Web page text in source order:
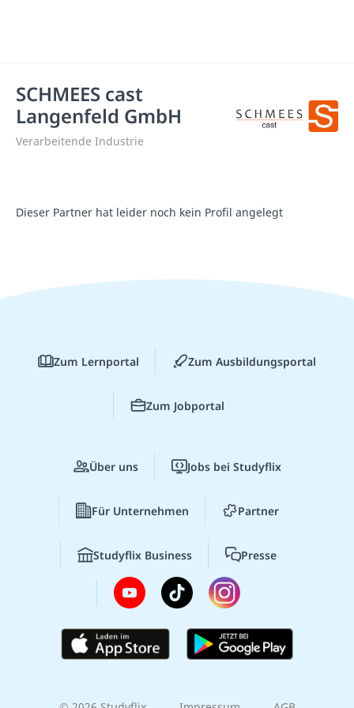
SCHMEES cast
Langenfeld GmbH
Verarbeitende Industrie
Dieser Partner hat leider noch kein Profil angelegt
Zum Lernportal Zum Ausbildungsportal
Zum Jobportal
Über uns Jobs bei Studyflix
Für Unternehmen Partner
Studyflix Business Presse